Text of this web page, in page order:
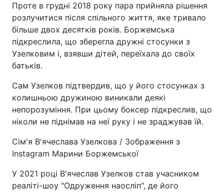
Проте в грудні 2018 року пара прийняла рішення
розлучитися після спільного життя, яке тривало
більше двох десятків років. Боржемська
підкреслила, що зберегла дружні стосунки з
Узелковим і, взявши дітей, переїхала до своїх
батьків.
Сам Узелков підтвердив, що у його стосунках з
колишньою дружиною виникали деякі
непорозуміння. При цьому боксер підкреслив, що
ніколи не піднімав на неї руку і не зраджував їй.
Сім'я В'ячеслава Узелкова / Зображення з
Instagram Марини Боржемської
У 2021 році В'ячеслав Узелков став учасником
реаліті-шоу "Одруження наосліп", де його